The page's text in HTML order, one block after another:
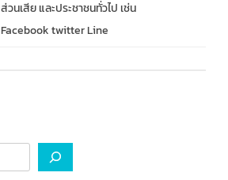
ส่วนเสีย และประชาชนทั่วไป เช่น
Facebook twitter Line